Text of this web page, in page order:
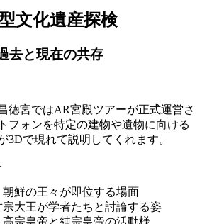
文化遺産探検
去と現在の共存
徳宮ではAR宮殿ツアーが正式運営さ
フォンを特定の建物や遺物に向ける
3Dで現れて説明してくれます。
鮮の王々が即位する場面
宗大王が学者たちと討論する姿